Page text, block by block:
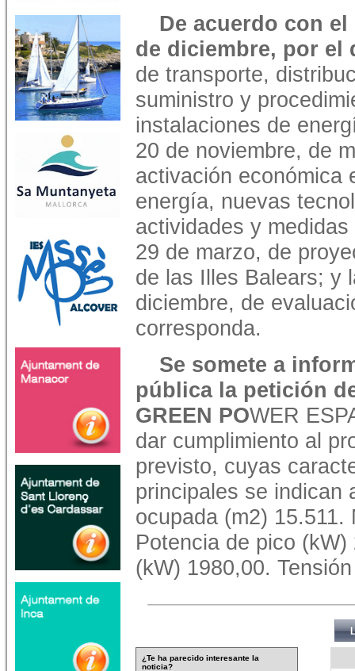
De acuerdo con el
de diciembre, por el
de transporte,
suministro y
instalaciones de
20 de noviembre, de
activación económica
energía, nuevas
actividades y
29 de marzo, de
de las Illes Balears; y
diciembre, de
corresponda.
Se somete a
pública la petición
GREEN POWER
dar cumplimiento al
previsto, cuyas
principales se indican
ocupada (m2)
Potencia de pico
(kW) 1980,00.
¿Te ha parecido interesante la
noticia?